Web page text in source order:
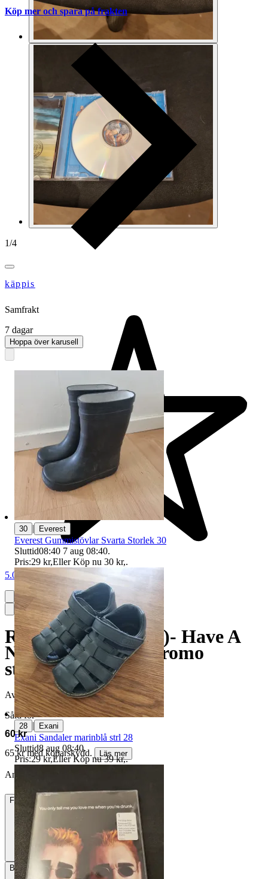
1/4
käppis
5.0
Roxette (Per Gessle)- Have A
Nice Day Europa Promo
stamped CD
Avslutad 31 jul 19:38
Såld för
60 kr
65 kr med köparskydd.
Läs mer
Annonsen är avslutad. Såld med Köp nu.
Frakt Från 50 kr
Betalning Via Tradera
Köp mer och spara på frakten
Samfrakt
7 dagar
Hoppa över karusell
30 | Everest
Everest Gummistövlar Svarta Storlek 30
Sluttid08:40 7 aug 08:40.
Pris:29 kr,Eller Köp nu 30 kr,.
28 | Exani
Exani Sandaler marinblå strl 28
Sluttid8 aug 08:40.
Pris:29 kr,Eller Köp nu 39 kr,.